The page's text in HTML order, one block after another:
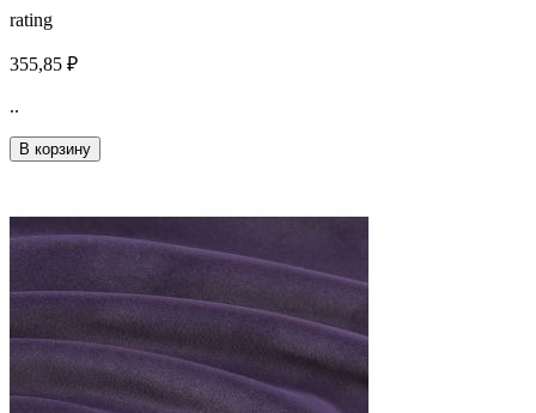
rating
355,85 ₽
..
В корзину